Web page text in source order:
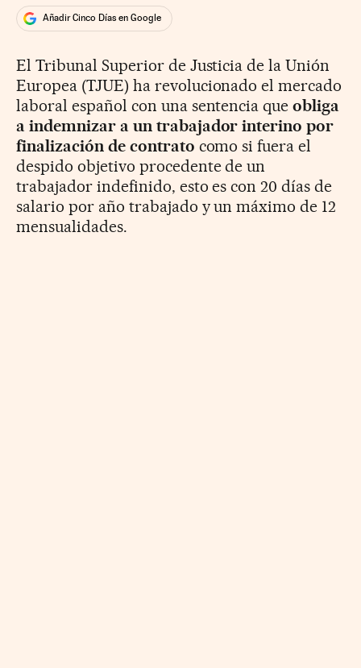
Añadir Cinco Días en Google
El Tribunal Superior de Justicia de la Unión
Europea (TJUE) ha revolucionado el mercado
laboral español con una sentencia queobliga
a indemnizar a un trabajador interino por
finalización de contrato como si fuera el
despido objetivo procedente de un
trabajador indefinido, esto es con 20 días de
salario por año trabajado y un máximo de 12
mensualidades.